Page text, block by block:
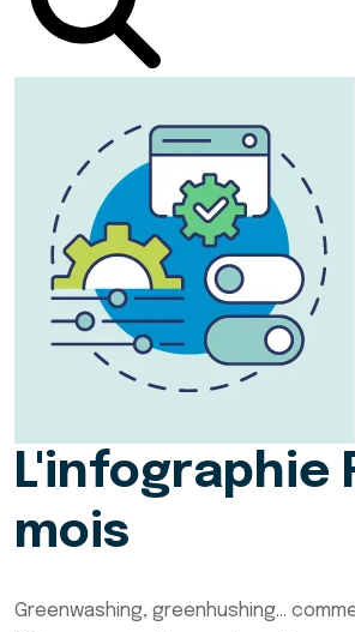
L'infographie
mois
Greenwashing, greenhushing…